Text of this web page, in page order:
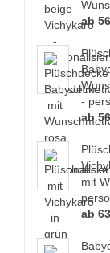
ab
-
ab
mit
ab